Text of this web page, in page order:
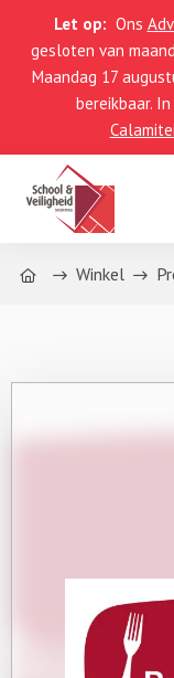
Let op: Ons
gesloten van
Maandag 17
bereikbaar.
Home Winkel